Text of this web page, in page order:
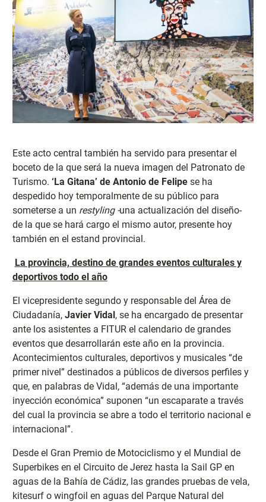
Este acto central también ha servido para presentar el
boceto de la que será la nueva imagen del Patronato de
Turismo. ‘La Gitana’ de Antonio de Felipese ha
despedido hoy temporalmente de su público para
someterse a un restyling -una actualización del diseño-
de la que se hará cargo el mismo autor, presente hoy
también en el estand provincial.
La provincia, destino de grandes eventos culturales y
deportivos todo el año
El vicepresidente segundo y responsable del Área de
Ciudadanía, Javier Vidal, se ha encargado de presentar
ante los asistentes a FITUR el calendario de grandes
eventos que desarrollarán este año en la provincia.
Acontecimientos culturales, deportivos y musicales “de
primer nivel” destinados a públicos de diversos perfiles y
que, en palabras de Vidal, “además de una importante
inyección económica” suponen “un escaparate a través
del cual la provincia se abre a todo el territorio nacional e
internacional”.
Desde el Gran Premio de Motociclismo y el Mundial de
Superbikes en el Circuito de Jerez hasta la Sail GP en
aguas de la Bahía de Cádiz, las grandes pruebas de vela,
kitesurf o wingfoil en aguas del Parque Natural del